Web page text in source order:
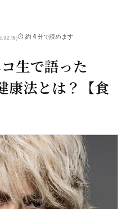
⏱️ 約 4 分で読めます
生で語った
康法とは？【食